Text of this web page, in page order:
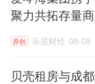
聚力共拓存量
原创 乐居财经 08-08
贝壳租房与成